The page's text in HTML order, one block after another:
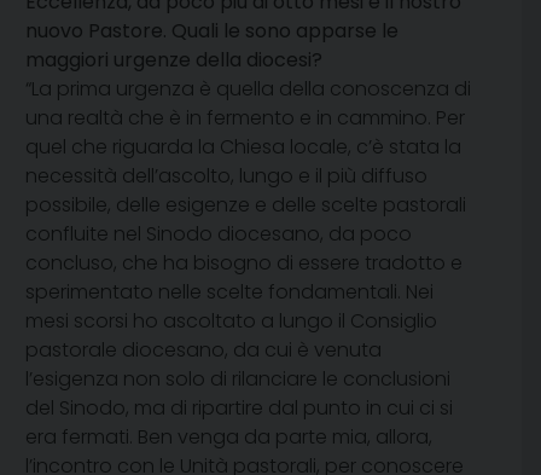
nuovo Pastore. Quali le sono apparse le
maggiori urgenze della diocesi?
“La prima urgenza è quella della conoscenza di
una realtà che è in fermento e in cammino. Per
quel che riguarda la Chiesa locale, c’è stata la
necessità dell’ascolto, lungo e il più diffuso
possibile, delle esigenze e delle scelte pastorali
confluite nel Sinodo diocesano, da poco
concluso, che ha bisogno di essere tradotto e
sperimentato nelle scelte fondamentali. Nei
mesi scorsi ho ascoltato a lungo il Consiglio
pastorale diocesano, da cui è venuta
l’esigenza non solo di rilanciare le conclusioni
del Sinodo, ma di ripartire dal punto in cui ci si
era fermati. Ben venga da parte mia, allora,
l’incontro con le Unità pastorali, per conoscere